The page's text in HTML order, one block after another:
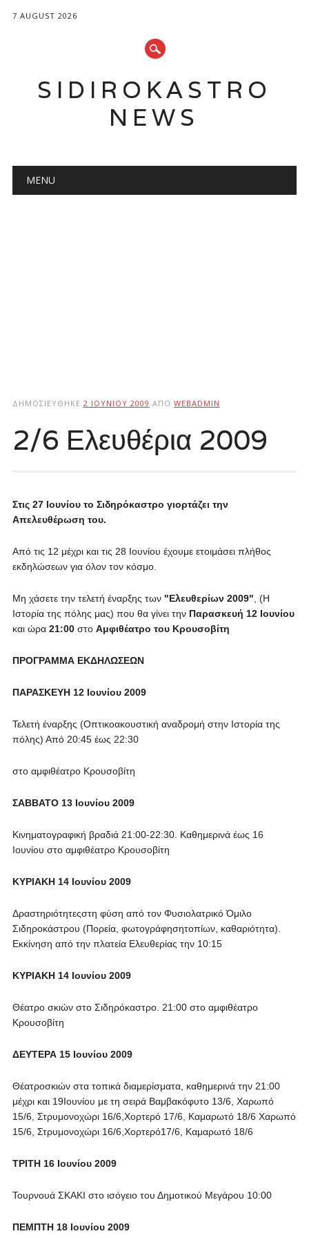
7 AUGUST 2026
SIDIROKASTRO
NEWS
Main menu
MENU
ΔΗΜΟΣΙΕΎΘΗΚΕ 2 ΙΟΥΝΊΟΥ 2009 ΑΠΌ WEBADMIN
2/6 Ελευθέρια 2009
Στις 27 Ιουνίου το Σιδηρόκαστρο γιορτάζει την
Απελευθέρωση του.
Από τις 12 μέχρι και τις 28 Ιουνίου έχουμε ετοιμάσει πλήθος
εκδηλώσεων για όλον τον κόσμο.
Μη χάσετε την τελετή έναρξης των "Ελευθερίων 2009" , (Η
Ιστορία της πόλης μας) που θα γίνει την Παρασκευή 12 Ιουνίου
και ώρα 21:00στο Αμφιθέατρο του Κρουσοβίτη
ΠΡΟΓΡΑΜΜΑ ΕΚΔΗΛΩΣΕΩΝ
ΠΑΡΑΣΚΕΥΗ 12 Ιουνίου 2009
Τελετή έναρξης (Οπτικοακουστική αναδρομή στην Ιστορία της
πόλης) Από 20:45 έως 22:30
στο αμφιθέατρο Κρουσοβίτη
ΣΑΒΒΑΤΟ 13 Ιουνίου 2009
Κινηματογραφική βραδιά 21:00-22:30. Καθημερινά έως 16
Ιουνίου στο αμφιθέατρο Κρουσοβίτη
ΚΥΡΙΑΚΗ 14 Ιουνίου 2009
Δραστηριότητεςστη φύση από τον Φυσιολατρικό Όμιλο
Σιδηροκάστρου (Πορεία, φωτογράφησητοπίων, καθαριότητα).
Εκκίνηση από την πλατεία Ελευθερίας την 10:15
KYΡIAKH14 Ioυνίου 2009
Θέατρο σκιών στο Σιδηρόκαστρο. 21:00 στο αμφιθέατρο
Κρουσοβίτη
ΔΕΥΤΕΡΑ 15 Ιουνίου 2009
Θέατροσκιών στα τοπικά διαμερίσματα, καθημερινά την 21:00
μέχρι και 19Ιουνίου με τη σειρά Βαμβακόφυτο 13/6, Χαρωπό
15/6, Στρυμονοχώρι 16/6,Χορτερό 17/6, Καμαρωτό 18/6 Χαρωπό
15/6, Στρυμονοχώρι 16/6,Χορτερό17/6, Καμαρωτό 18/6
ΤΡΙΤΗ 16 Ιουνίου 2009
Τουρνουά ΣΚΑΚΙ στο ισόγειο του Δημοτικού Μεγάρου 10:00
ΠΕΜΠΤΗ 18 Ιουνίου 2009